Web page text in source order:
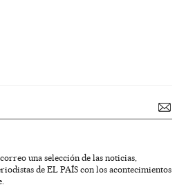
una selección de las noticias,
de EL PAÍS con los acontecimientos